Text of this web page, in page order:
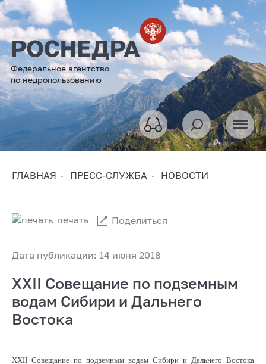
Федеральное агентство
по недропользованию
ГЛАВНАЯ ПРЕСС-СЛУЖБА НОВОСТИ
Дата публикации: 14 июня 2018
печать Поделиться
XXII Совещание по подземным
водам Сибири и Дальнего
Востока
XXII Совещание по подземным водам Сибири и Дальнего Востока